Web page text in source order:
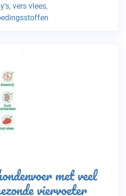
, vers vlees,
met veel
viervoeter